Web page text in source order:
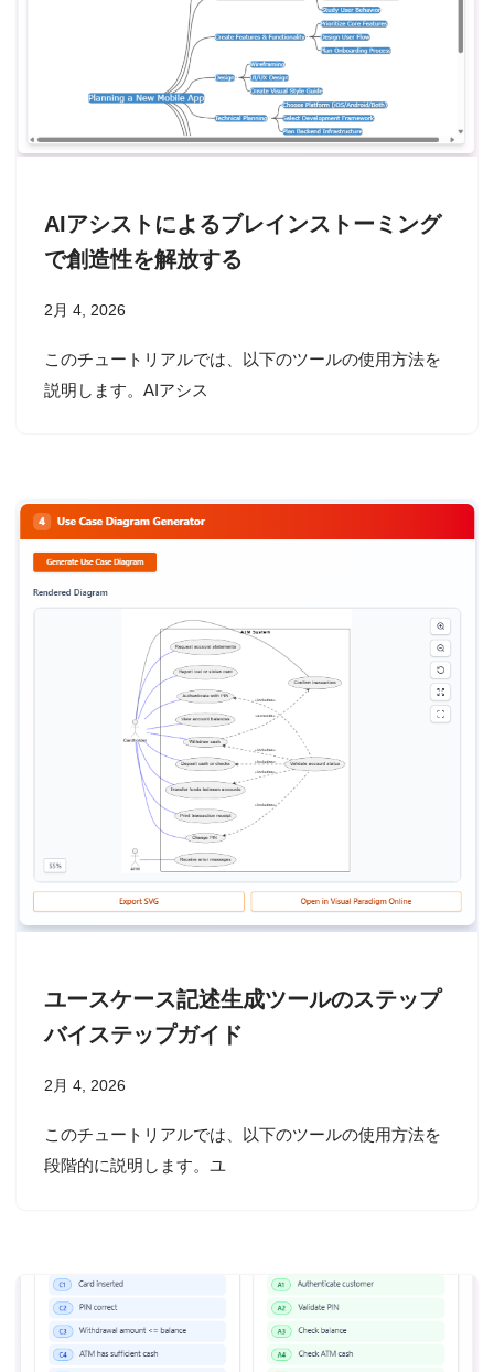
AIアシストによるブレインストーミング
で創造性を解放する
2月 4, 2026
このチュートリアルでは、以下のツールの使用方法を
説明します。AIアシス
ユースケース記述生成ツールのステップ
バイステップガイド
2月 4, 2026
このチュートリアルでは、以下のツールの使用方法を
段階的に説明します。ユ